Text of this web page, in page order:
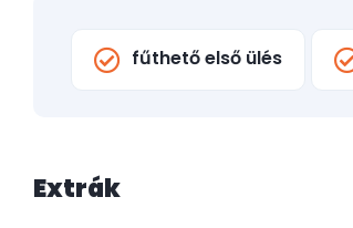
fűthető első ülés
Extrák